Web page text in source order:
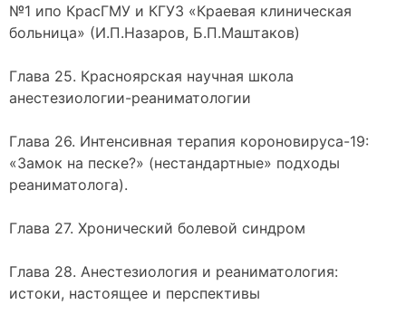
№1 ипо КрасГМУ и КГУЗ «Краевая клиническая
больница» (И.П.Назаров, Б.П.Маштаков)
Глава 25. Красноярская научная школа
анестезиологии-реаниматологии
Глава 26. Интенсивная терапия короновируса-19:
«Замок на песке?» (нестандартные» подходы
реаниматолога).
Глава 27. Хронический болевой синдром
Глава 28. Анестезиология и реаниматология:
истоки, настоящее и перспективы